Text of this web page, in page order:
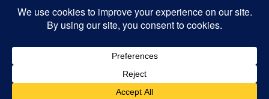
Department of Pharmacology, Faculty of Science, Mahidol
University
272 Rama VI Road, Ratchathewi District, Bangkok 10400
Tel : +662-201-5641-2, Fax : +662-354-7157
Last Updated: July 21, 2026